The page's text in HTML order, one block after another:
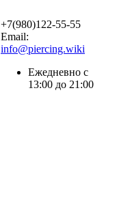
+7(980)122-55-55
Email:
info@piercing.wiki
Ежедневно с
13:00 до 21:00